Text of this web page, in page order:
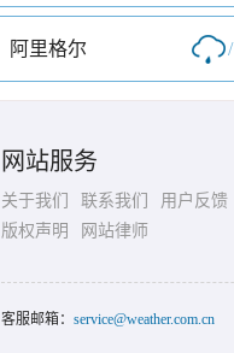
阿里格尔 /
网站服务
关于我们 联系我们
用户反馈
版权声明
网站律师
客服邮箱： service@weather.com.cn